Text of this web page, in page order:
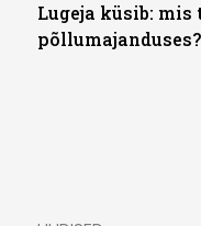
Lugeja küsib:
põllumajanduses?